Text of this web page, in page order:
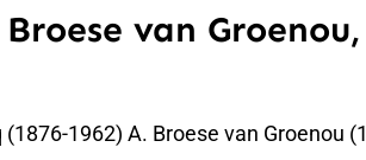
van
(1876-1962) A. Broese van Groenou